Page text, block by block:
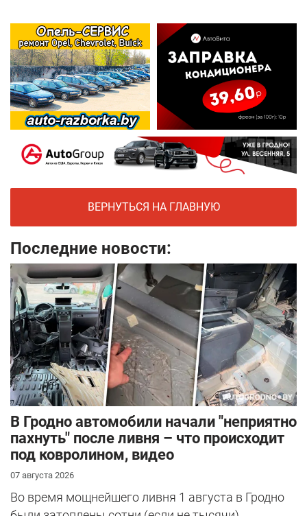
ВЕРНУТЬСЯ НА ГЛАВНУЮ
Последние новости:
В Гродно автомобили начали "неприятно
пахнуть" после ливня – что происходит
под ковролином, видео
07 августа 2026
Во время мощнейшего ливня 1 августа в Гродно